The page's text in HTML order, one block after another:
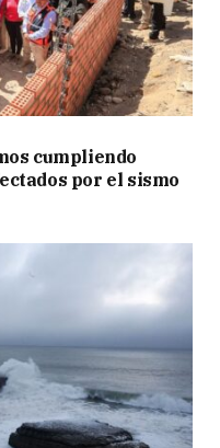
cumpliendo
por el sismo